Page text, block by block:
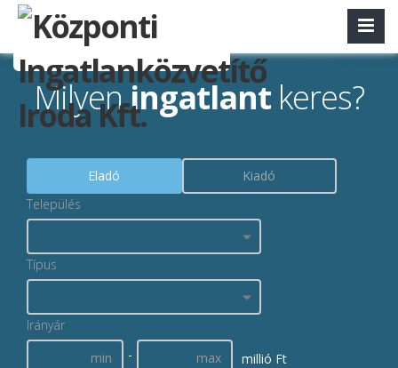
Milyeningatlant keres?
Eladó
Kiadó
Település
Típus
Irányár
-
millió Ft